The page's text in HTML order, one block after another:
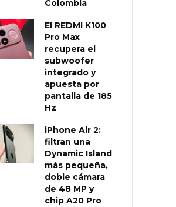
Colombia
El REDMI K100
Pro Max
recupera el
subwoofer
integrado y
apuesta por
pantalla de 185
Hz
iPhone Air 2:
filtran una
Dynamic Island
más pequeña,
doble cámara
de 48 MP y
chip A20 Pro